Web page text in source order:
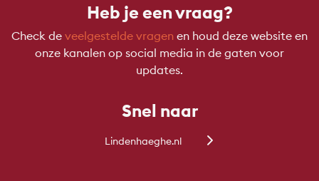
Heb je een vraag?
Check de veelgestelde vragen en houd deze website en
onze kanalen op social media in de gaten voor
updates.
Snel naar
Lindenhaeghe.nl